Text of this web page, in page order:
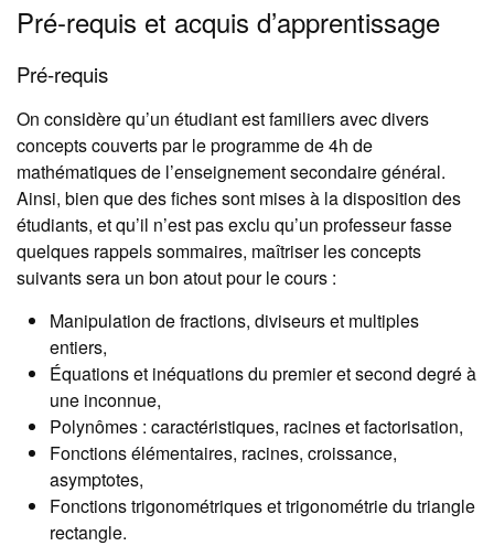
Pré-requis et acquis d’apprentissage
Pré-requis
On considère qu’un étudiant est familiers avec divers
concepts couverts par le programme de 4h de
mathématiques de l’enseignement secondaire général.
Ainsi, bien que des fiches sont mises à la disposition des
étudiants, et qu’il n’est pas exclu qu’un professeur fasse
quelques rappels sommaires, maîtriser les concepts
suivants sera un bon atout pour le cours :
Manipulation de fractions, diviseurs et multiples
entiers,
Équations et inéquations du premier et second degré à
une inconnue,
Polynômes : caractéristiques, racines et factorisation,
Fonctions élémentaires, racines, croissance,
asymptotes,
Fonctions trigonométriques et trigonométrie du triangle
rectangle.